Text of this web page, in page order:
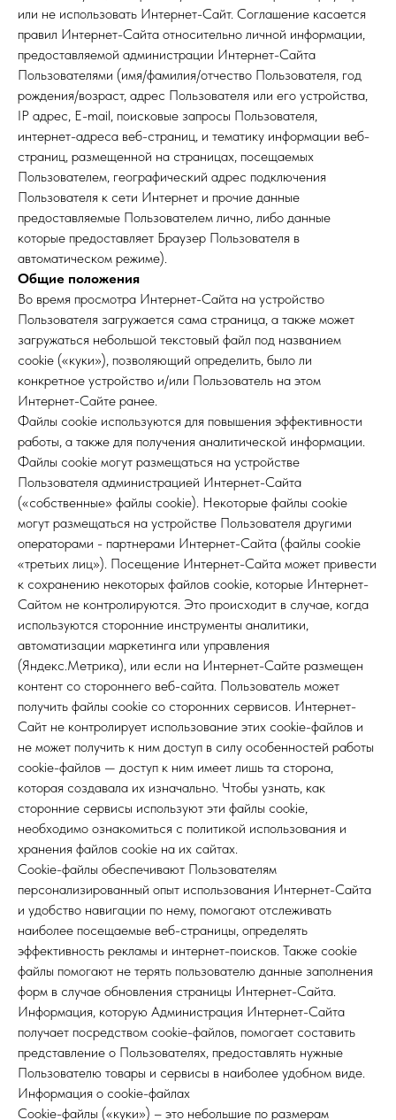
или не использовать Интернет-Сайт. Соглашение касается
правил Интернет-Сайта относительно личной информации,
предоставляемой администрации Интернет-Сайта
Пользователями (имя/фамилия/отчество Пользователя, год
рождения/возраст, адрес Пользователя или его устройства,
IP адрес, E-mail, поисковые запросы Пользователя,
интернет-адреса веб-страниц, и тематику информации веб-
страниц, размещенной на страницах, посещаемых
Пользователем, географический адрес подключения
Пользователя к сети Интернет и прочие данные
предоставляемые Пользователем лично, либо данные
которые предоставляет Браузер Пользователя в
автоматическом режиме).
Общие положения
Во время просмотра Интернет-Сайта на устройство
Пользователя загружается сама страница, а также может
загружаться небольшой текстовый файл под названием
cookie («куки»), позволяющий определить, было ли
конкретное устройство и/или Пользователь на этом
Интернет-Сайте ранее.
Файлы cookie используются для повышения эффективности
работы, а также для получения аналитической информации.
Файлы cookie могут размещаться на устройстве
Пользователя администрацией Интернет-Сайта
(«собственные» файлы cookie). Некоторые файлы cookie
могут размещаться на устройстве Пользователя другими
операторами - партнерами Интернет-Сайта (файлы cookie
«третьих лиц»). Посещение Интернет-Сайта может привести
к сохранению некоторых файлов cookie, которые Интернет-
Сайтом не контролируются. Это происходит в случае, когда
используются сторонние инструменты аналитики,
автоматизации маркетинга или управления
(Яндекс.Метрика), или если на Интернет-Сайте размещен
контент со стороннего веб-сайта. Пользователь может
получить файлы cookie со сторонних сервисов. Интернет-
Сайт не контролирует использование этих cookie-файлов и
не может получить к ним доступ в силу особенностей работы
cookie-файлов — доступ к ним имеет лишь та сторона,
которая создавала их изначально. Чтобы узнать, как
сторонние сервисы используют эти файлы cookie,
необходимо ознакомиться с политикой использования и
хранения файлов cookie на их сайтах.
Cookie-файлы обеспечивают Пользователям
персонализированный опыт использования Интернет-Сайта
и удобство навигации по нему, помогают отслеживать
наиболее посещаемые веб-страницы, определять
эффективность рекламы и интернет-поисков. Также cookie
файлы помогают не терять пользователю данные заполнения
форм в случае обновления страницы Интернет-Сайта.
Информация, которую Администрация Интернет-Сайта
получает посредством cookie-файлов, помогает составить
представление о Пользователях, предоставлять нужные
Пользователю товары и сервисы в наиболее удобном виде.
Информация о cookie-файлах
Cookie-файлы («куки») – это небольшие по размерам